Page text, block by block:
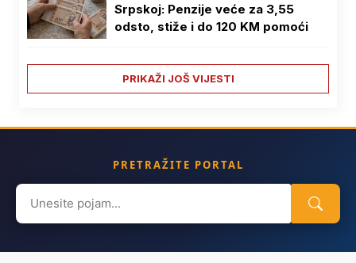
Srpskoj: Penzije veće za 3,55
odsto, stiže i do 120 KM pomoći
PRIKAŽI JOŠ VIJESTI
PRETRAŽITE PORTAL
Search
for: